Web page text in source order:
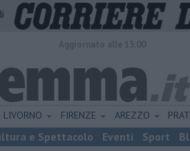
LIVORNO FIRENZE AREZZO
e Spettacolo Eventi Sport